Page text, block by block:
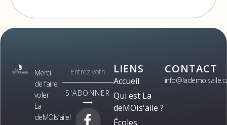
Merci
de faire
voler
La
deMOIs’aile!
S'ABONNER
⟶
LIENS
Accueil
Qui est La
deMOIs'aile ?
Écoles
CONTACT